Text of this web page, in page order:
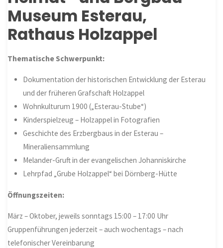
Museum Esterau,
Rathaus Holzappel
Thematische Schwerpunkt:
Dokumentation der historischen Entwicklung der Esterau
und der früheren Grafschaft Holzappel
Wohnkulturum 1900 („Esterau-Stube“)
Kinderspielzeug – Holzappel in Fotografien
Geschichte des Erzbergbaus in der Esterau –
Mineraliensammlung
Melander-Gruft in der evangelischen Johanniskirche
Lehrpfad „Grube Holzappel“ bei Dörnberg-Hütte
Öffnungszeiten:
März – Oktober, jeweils sonntags 15:00 – 17:00 Uhr
Gruppenführungen jederzeit – auch wochentags – nach
telefonischer Vereinbarung